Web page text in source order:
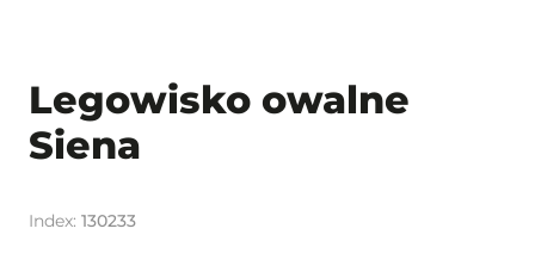
Legowisko owalne
Siena
130233